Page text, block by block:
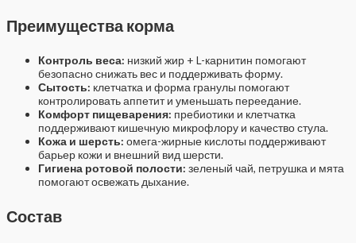
Преимущества корма
Контроль веса: низкий жир + L-карнитин помогают
безопасно снижать вес и поддерживать форму.
Сытость: клетчатка и форма гранулы помогают
контролировать аппетит и уменьшать переедание.
Комфорт пищеварения: пребиотики и клетчатка
поддерживают кишечную микрофлору и качество стула.
Кожа и шерсть: омега-жирные кислоты поддерживают
барьер кожи и внешний вид шерсти.
Гигиена ротовой полости: зеленый чай, петрушка и мята
помогают освежать дыхание.
Состав